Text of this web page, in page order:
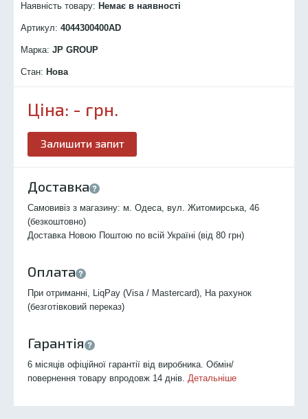
Наявність товару: Немає в наявності
Артикул: 4044300400AD
Марка: JP GROUP
Стан: Нова
Ціна: - грн.
Залишити запит
Доставка
Самовивіз з магазину: м. Одеса, вул. Житомирська, 46
(безкоштовно)
Доставка Новою Поштою по всій Україні (від 80 грн)
Оплата
При отриманні, LiqPay (Visa / Mastercard), На рахунок
(безготівковий переказ)
Гарантія
6 місяців офіційної гарантії від виробника. Обмін/
повернення товару впродовж 14 днів. Детальніше